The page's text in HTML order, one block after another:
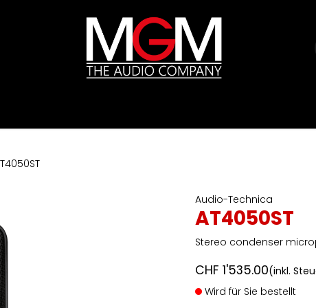
Audio-Technica
AT4050ST
Stereo condenser
CHF 1'535.00(inkl.
Wird für Sie bestellt